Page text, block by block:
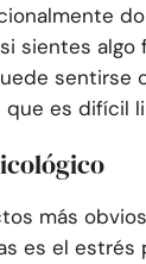
sientes algo
sentirse
es difícil
más
es el estrés